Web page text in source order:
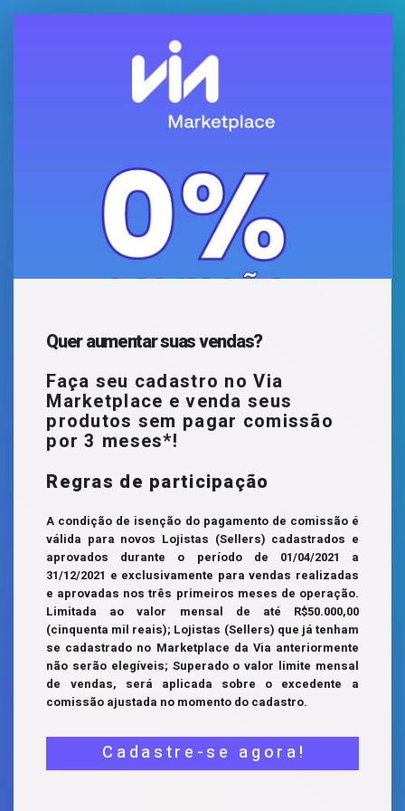
Quer aumentar suas vendas?
Faça seu cadastro no Via
Marketplace e venda seus
produtos sem pagar comissão
por 3 meses*!
Regras de participação
A condição de isenção do pagamento de comissão é
válida para novos Lojistas (Sellers) cadastrados e
aprovados durante o período de 01/04/2021 a
31/12/2021 e exclusivamente para vendas realizadas
e aprovadas nos três primeiros meses de operação.
Limitada ao valor mensal de até R$50.000,00
(cinquenta mil reais); Lojistas (Sellers) que já tenham
se cadastrado no Marketplace da Via anteriormente
não serão elegíveis; Superado o valor limite mensal
de vendas, será aplicada sobre o excedente a
comissão ajustada no momento do cadastro.
Cadastre-se agora!